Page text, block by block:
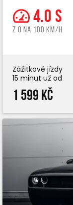
4.0 s
z 0 na 100 km/h
Zážitkové jízdy
15 minut už od
1 599 Kč